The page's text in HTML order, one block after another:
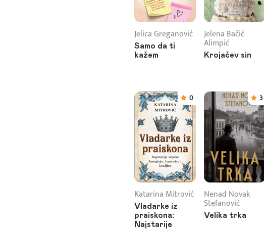
Jelica Greganović
Samo da ti
kažem
Jelena Bačić
Alimpić
Krojačev sin
0
Katarina Mitrović
Vladarke iz
praiskona:
Najstarije
3
Nenad Novak
Stefanović
Velika trka